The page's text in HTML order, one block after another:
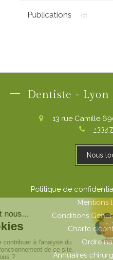
Publications (7)
Dentiste - Lyon
13 rue Camille
Nous
Politique de
Mentions
Conditions
Charte
Ordre
Annuaires